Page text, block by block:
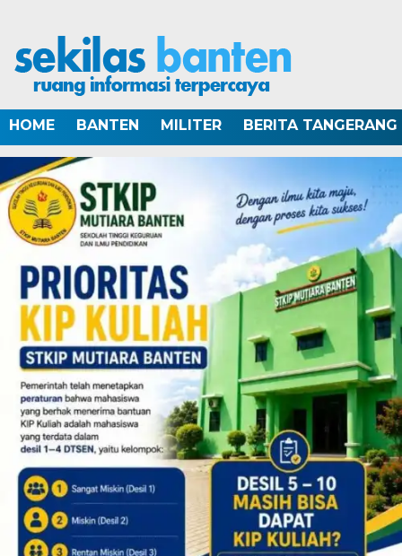
HOME BANTEN MILITER BERITA TANGERANG